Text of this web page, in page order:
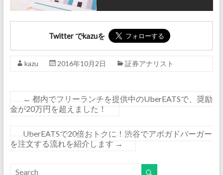
Twitter でkazuを
kazu 2016年10月2日 証券アナリスト
← 都内でフリーランチを提供中のUberEATSで、奨励
金が20万円を超えました！
UberEATSで20倍おトクに！渋谷でアボガドバーガー
を注文する流れを紹介します →